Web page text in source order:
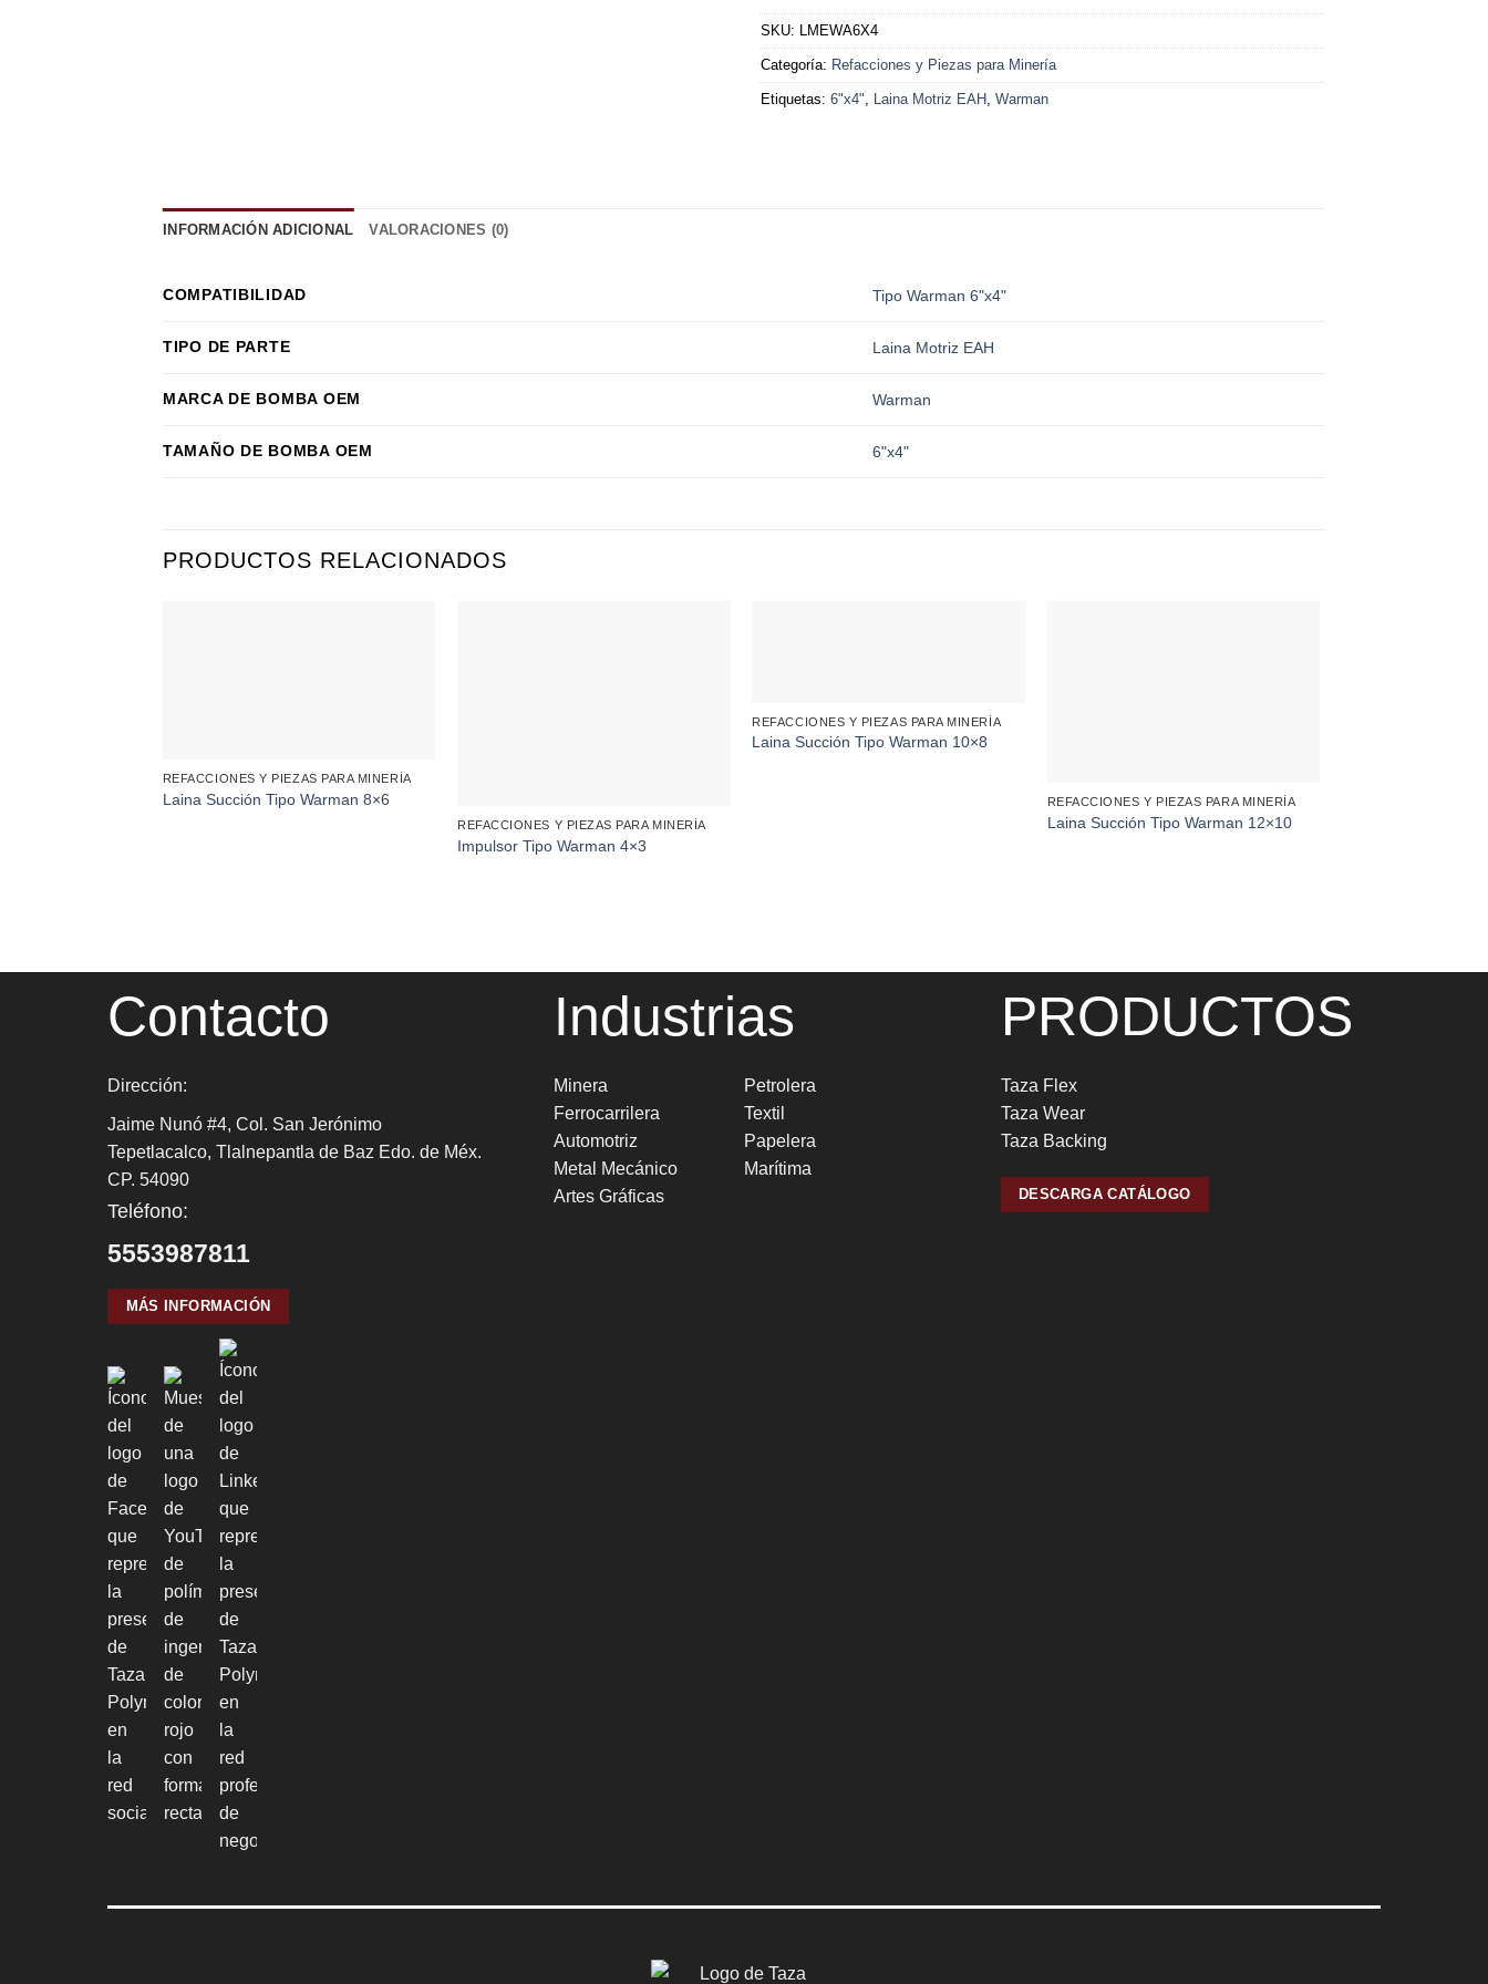
SKU: LMEWA6X4
Categoría: Refacciones y Piezas para Minería
Etiquetas: 6"x4" Laina Motriz EAH Warman
INFORMACIÓN ADICIONAL VALORACIONES (0)
COMPATIBILIDAD Tipo Warman 6"x4"
TIPO DE PARTE Laina Motriz EAH
MARCA DE BOMBA OEM Warman
TAMAÑO DE BOMBA OEM 6"x4"
PRODUCTOS RELACIONADOS
REFACCIONES Y PIEZAS PARA MINERÍA
Laina Succión Tipo Warman 8×6
REFACCIONES Y PIEZAS PARA MINERÍA
Impulsor Tipo Warman 4×3
REFACCIONES Y PIEZAS PARA MINERÍA
Laina Succión Tipo Warman 10×8
REFACCIONES Y PIEZAS PARA MINERÍA
Laina Succión Tipo Warman 12×10
Contacto
Dirección:
Jaime Nunó #4, Col. San Jerónimo
Tepetlacalco, Tlalnepantla de Baz Edo. de Méx.
CP. 54090
Teléfono:
5553987811
MÁS INFORMACIÓN
Industrias
Minera
Ferrocarrilera
Automotriz
Metal Mecánico
Artes Gráficas
Petrolera
Textil
Papelera
Marítima
PRODUCTOS
Taza Flex
Taza Wear
Taza Backing
DESCARGA CATÁLOGO